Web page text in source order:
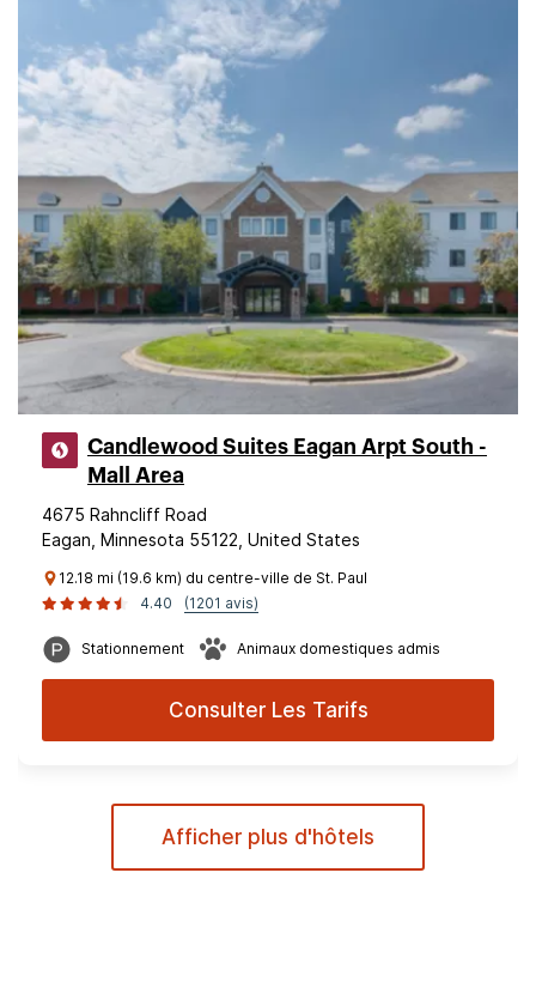
Candlewood Suites Eagan Arpt South -
Mall Area
4675 Rahncliff Road
Eagan, Minnesota 55122, United States
12.18 mi (19.6 km) du centre-ville de St. Paul
4.40
(1201 avis)
Stationnement Animaux domestiques admis
Consulter Les Tarifs
Afficher plus d'hôtels